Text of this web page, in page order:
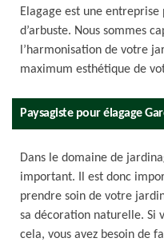
Elagage est une
d’arbuste. Nous sommes
l’harmonisation de votre
maximum esthétique de
Paysagiste pour élagage
Dans le domaine de
important. Il est donc
prendre soin de votre
sa décoration naturelle. Si
cela, vous avez besoin de